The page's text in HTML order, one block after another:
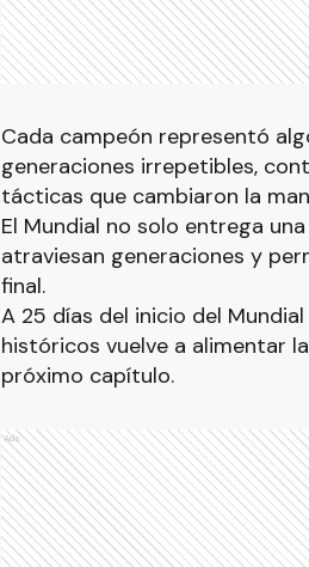
Cada campeón representó
generaciones irrepetibles,
tácticas que cambiaron la
El Mundial no solo entrega
atraviesan generaciones y
final.
A 25 días del inicio del
históricos vuelve a alimentar
próximo capítulo.
Ads